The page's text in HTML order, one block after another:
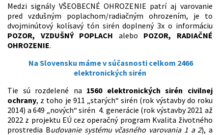
Medzi signály VŠEOBECNÉ OHROZENIE patrí aj varovanie
pred vzdušným poplachom/radiačným ohrozením, je to
dvojminútový kolísavý tón sirén doplnený 3x o informáciu
POZOR, VZDUŠNÝ POPLACH alebo POZOR, RADIAČNÉ
OHROZENIE.
Na Slovensku máme v súčasnosti celkom 2466
elektronických sirén
Tie sú rozdelené na 1560 elektronických sirén civilnej
ochrany, z toho je 911 „starých“ sirén (rok výstavby do roku
2014) a 649 „nových“ sirén 4. generácie (rok výstavby 2021 až
2022 z projektu EÚ cez operačný program Kvalita životného
prostredia Budovanie systému včasného varovania 1 a 2), a